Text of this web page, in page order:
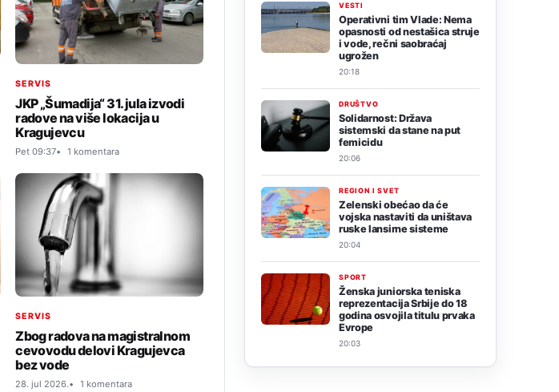
SERVIS
JKP „Šumadija“ 31. jula izvodi
radove na više lokacija u
Kragujevcu
Pet 09:37 1 komentara
SERVIS
Zbog radova na magistralnom
cevovodu delovi Kragujevca
bez vode
28. jul 2026. 1 komentara
VESTI
Operativni tim Vlade: Nema
opasnosti od nestašica struje
i vode, rečni saobraćaj
ugrožen
20:18
DRUŠTVO
Solidarnost: Država
sistemski da stane na put
femicidu
20:06
REGION I SVET
Zelenski obećao da će
vojska nastaviti da uništava
ruske lansirne sisteme
20:04
SPORT
Ženska juniorska teniska
reprezentacija Srbije do 18
godina osvojila titulu prvaka
Evrope
20:03